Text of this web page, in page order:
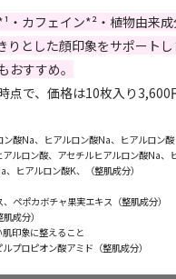
・カフェイン*²・植物由来
りとした顔印象をサポート
おすすめ。
点で、価格は10枚入り3,600
ン酸Na、ヒアルロン酸Na、ヒアルロン
ルロン酸、アセチルヒアルロン酸Na、
ヒアルロン酸K、（整肌成分）
ペポカボチャ果実エキス（整肌成分）
成分）
印象に整えること
プロピオン酸アミド（整肌成分）